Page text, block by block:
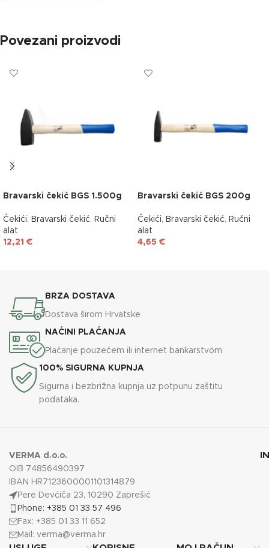
Povezani proizvodi
Bravarski čekić BGS 1.500g
Čekići, Bravarski čekić, Ručni
alat
12,21 €
Bravarski čekić BGS 200g
Čekići, Bravarski čekić, Ručni
alat
4,65 €
BRZA DOSTAVA
Dostava širom Hrvatske
NAĆINI PLAĆANJA
Plaćanje pouzećem ili internet bankarstvom
100% SIGURNA KUPNJA
Sigurna i bezbrižna kupnja uz potpunu zaštitu
podataka.
VERMA d.o.o.
OIB 74856490397
IBAN HR7123600001101314879
Pere Devćiča 23, 10290 Zaprešić
Phone: +385 01 33 57 496
Fax: +385 01 33 11 652
Mail: verma@verma.hr